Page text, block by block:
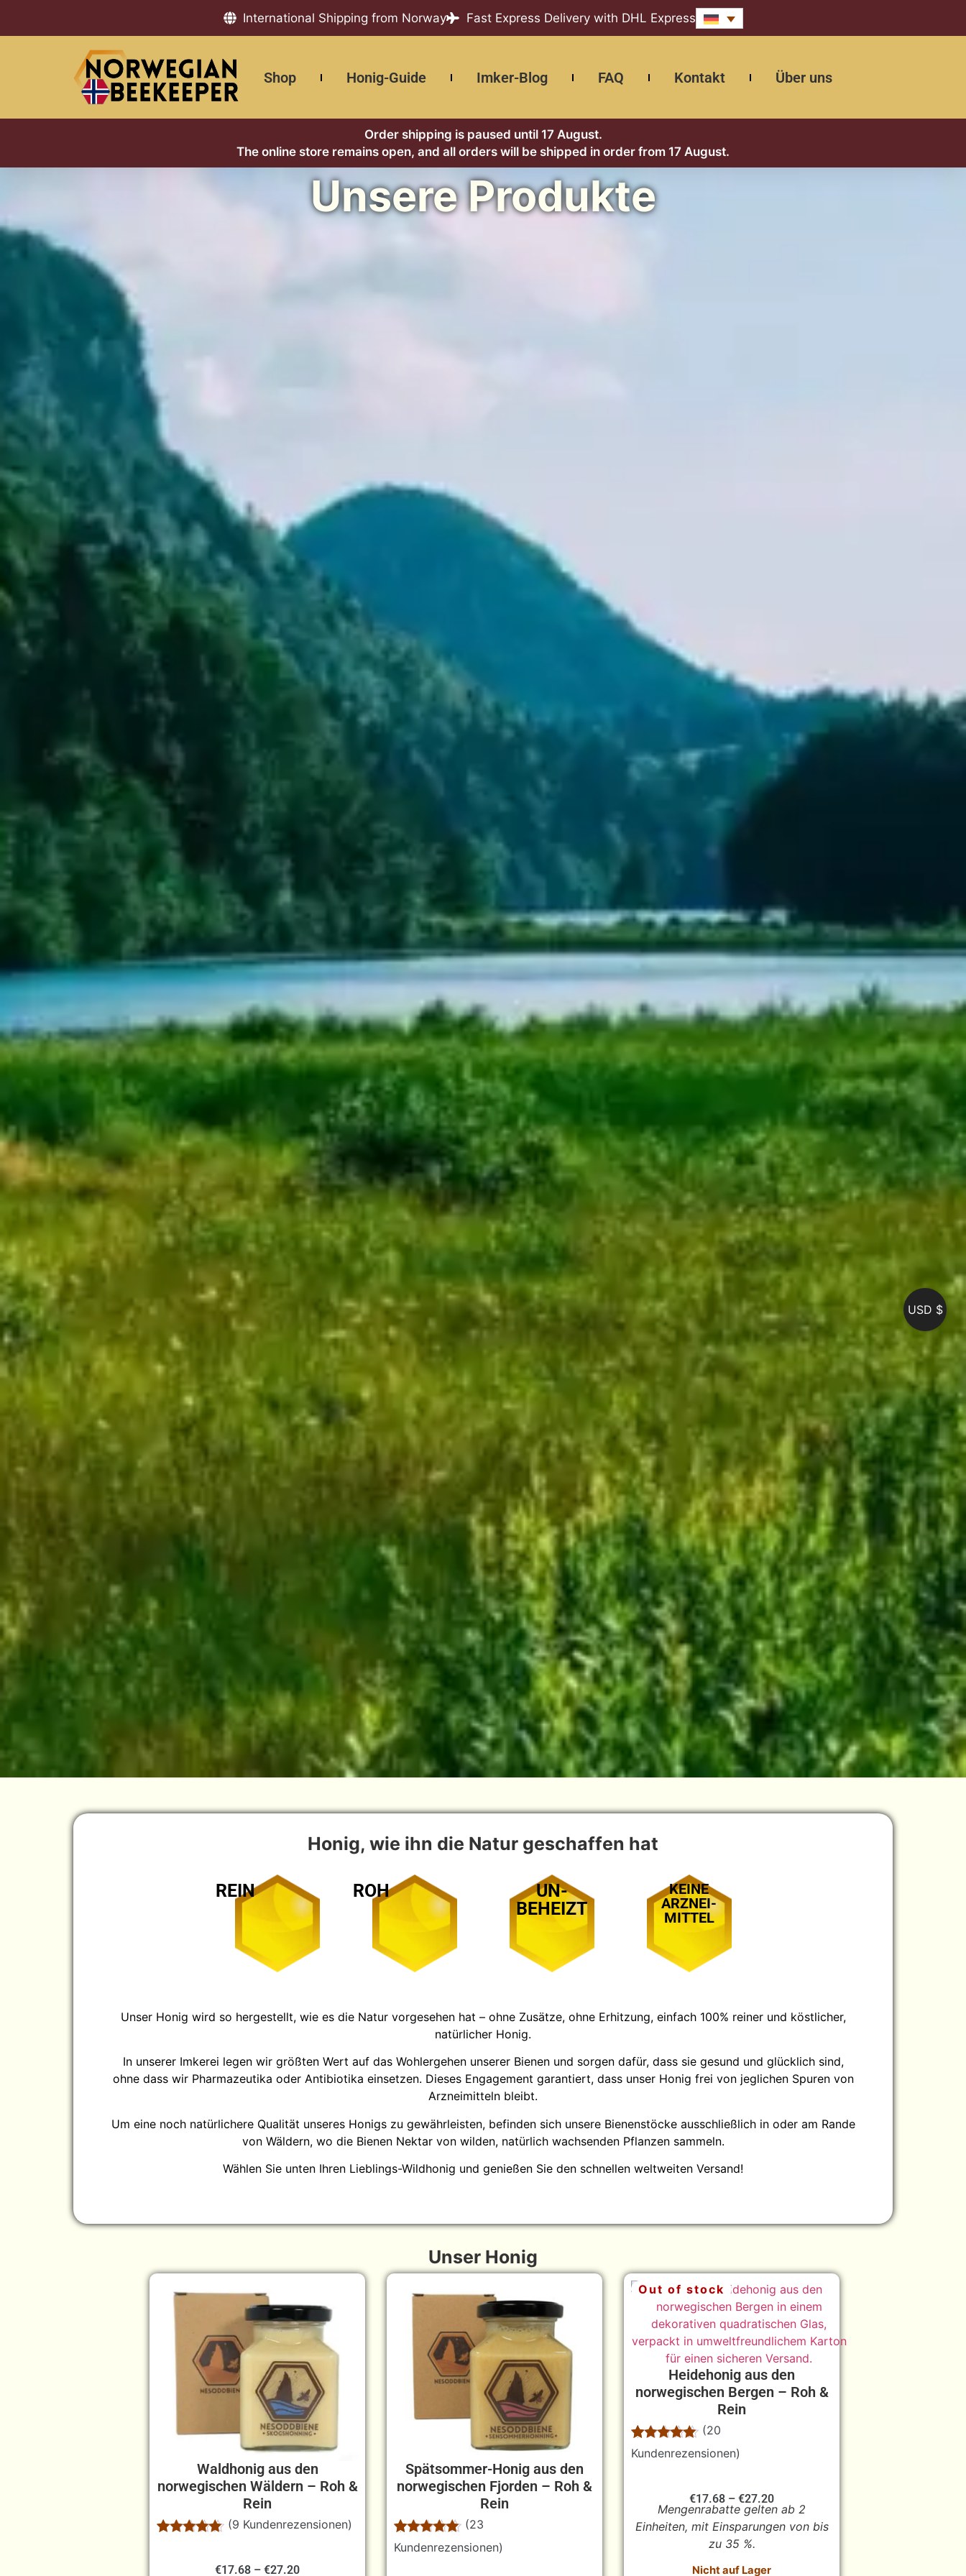
International Shipping from Norway Fast Express Delivery with DHL Express
Shop Honig-Guide Imker-Blog FAQ Kontakt Über uns
Order shipping is paused until 17 August.
The online store remains open, and all orders will be shipped in order from 17 August.
Unsere Produkte
Honig, wie ihn die Natur geschaffen hat
REIN ROH
UN-
BEHEIZT
KEINE
ARZNEI-
MITTEL
Unser Honig wird so hergestellt, wie es die Natur vorgesehen hat – ohne Zusätze, ohne Erhitzung, einfach 100% reiner und köstlicher,
natürlicher Honig.
In unserer Imkerei legen wir größten Wert auf das Wohlergehen unserer Bienen und sorgen dafür, dass sie gesund und glücklich sind,
ohne dass wir Pharmazeutika oder Antibiotika einsetzen. Dieses Engagement garantiert, dass unser Honig frei von jeglichen Spuren von
Arzneimitteln bleibt.
Um eine noch natürlichere Qualität unseres Honigs zu gewährleisten, befinden sich unsere Bienenstöcke ausschließlich in oder am Rande
von Wäldern, wo die Bienen Nektar von wilden, natürlich wachsenden Pflanzen sammeln.
Wählen Sie unten Ihren Lieblings-Wildhonig und genießen Sie den schnellen weltweiten Versand!
Unser Honig
Waldhonig aus den
norwegischen Wäldern – Roh &
Rein
(9 Kundenrezensionen)
€17.68 –€27.20
Spätsommer-Honig aus den
norwegischen Fjorden – Roh &
Rein
Bewertet
mit
23
(23
Kundenrezensionen)
Out of stock
Heidehonig aus den
norwegischen Bergen – Roh &
Rein
Bewertet
mit
20
Kundenbewe
rtungen
(20
Kundenrezensionen)
€17.68 –€27.20
Mengenrabatte gelten ab 2
Einheiten, mit Einsparungen von bis
zu 35 %.
Nicht auf Lager
USD $